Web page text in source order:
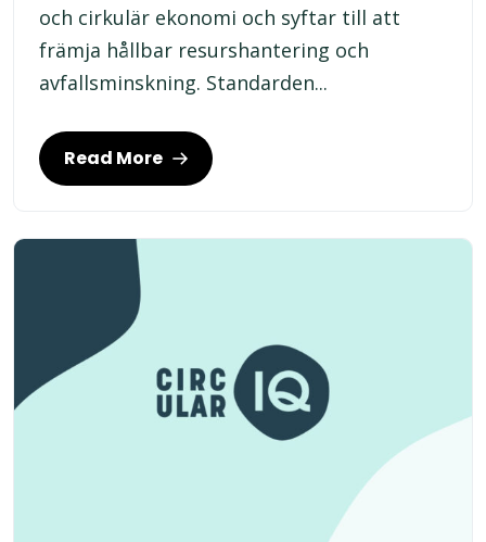
och cirkulär ekonomi och syftar till att
främja hållbar resurshantering och
avfallsminskning. Standarden...
Read More